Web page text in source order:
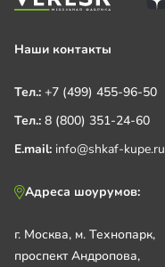
Наши контакты
Тел.: +7 (499) 455-96-50
Тел.: 8 (800) 351-24-60
E.mail: info@shkaf-kupe.ru
Адреса шоурумов:
г. Москва, м. Технопарк,
проспект Андропова,